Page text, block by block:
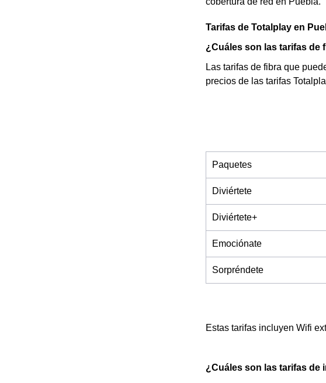
Tarifas de Totalplay en
¿Cuáles son las tarifas de
Las tarifas de fibra que
precios de las tarifas
Paquetes
Diviértete
Diviértete+
Emociónate
Sorpréndete
Estas tarifas incluyen Wifi
¿Cuáles son las tarifas de